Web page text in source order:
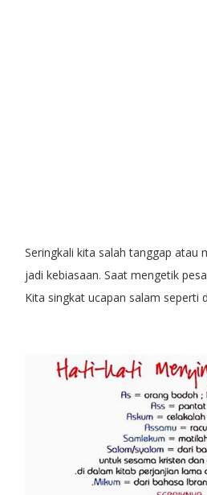
Seringkali kita salah tanggap atau
jadi kebiasaan. Saat mengetik
Kita singkat ucapan salam seperti